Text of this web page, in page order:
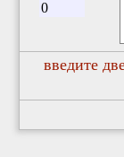
введите